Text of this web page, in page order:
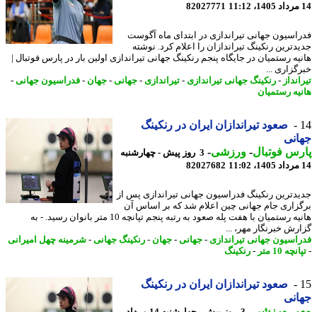
82027771
جهانی تیراندازی در ابتدای ماه آگوست
رنکینگ تیراندازان را اعلام کرد. نوشته
رستمیان در جایگاه پنجم رنکینگ جهانی تیراندازی اولین بار در پارس فوتبال |
...
-رنکینگ جهانی تیراندازی- تیراندازی- جهانی-جهان-فدراسیون جهانی-
رستمیان
صعود تیراندازان ایران در رنکینگ
فوتبال-ورزشی-
3 روز پیش - چهارشنبه
82027682
رنکینگ فدراسیون جهانی تیراندازی پس از
جام جهانی چین اعلام شد که بر اساس آن
هانیه رستمیان با هفت پله صعود به رتبه پنجم تپانچه 10 متر بانوان رسید. - به
خبرنگار مهر، ...
جهانی تیراندازی- جهانی-جهان-رنکینگ جهانی-شرمینه چهل امیرانی
10 متر
-رنکینگ
صعود تیراندازان ایران در رنکینگ